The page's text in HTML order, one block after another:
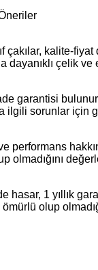
çakılar,
dayanıklı çelik
garantisi
ilgili sorunlar için
performans
olmadığını
hasar, 1 yıllık
olup